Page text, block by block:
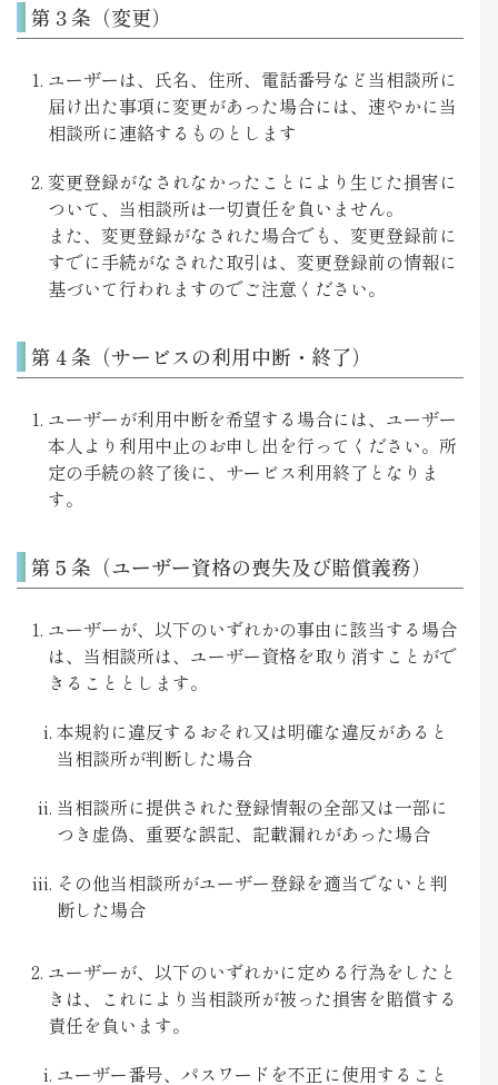
第３条（変更）
ユーザーは、氏名、住所、電話番号など当相談所に
届け出た事項に変更があった場合には、速やかに当
相談所に連絡するものとします
変更登録がなされなかったことにより生じた損害に
ついて、当相談所は一切責任を負いません。
また、変更登録がなされた場合でも、変更登録前に
すでに手続がなされた取引は、変更登録前の情報に
基づいて行われますのでご注意ください。
第４条（サービスの利用中断・終了）
ユーザーが利用中断を希望する場合には、ユーザー
本人より利用中止のお申し出を行ってください。所
定の手続の終了後に、サービス利用終了となりま
す。
第５条（ユーザー資格の喪失及び賠償義務）
ユーザーが、以下のいずれかの事由に該当する場合
は、当相談所は、ユーザー資格を取り消すことがで
きることとします。
本規約に違反するおそれ又は明確な違反があると
当相談所が判断した場合
当相談所に提供された登録情報の全部又は一部に
つき虚偽、重要な誤記、記載漏れがあった場合
その他当相談所がユーザー登録を適当でないと判
断した場合
ユーザーが、以下のいずれかに定める行為をしたと
きは、これにより当相談所が被った損害を賠償する
責任を負います。
ユーザー番号、パスワードを不正に使用すること